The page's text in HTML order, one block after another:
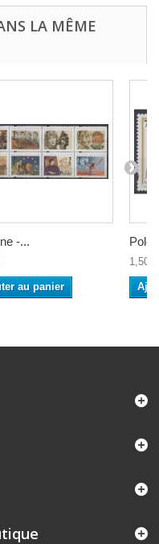
LA MÊME
-...
au panier
1,50 €